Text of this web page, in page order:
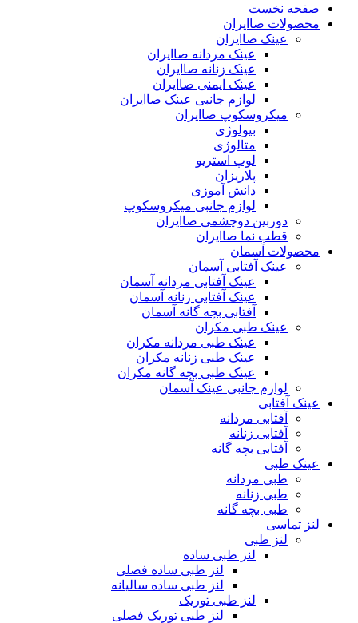
صفحه نخست
محصولات صاایران
عینک صاایران
عینک مردانه صاایران
عینک زنانه صاایران
عینک ایمنی صاایران
لوازم جانبی عینک صاایران
میکروسکوپ صاایران
بیولوژی
متالوژی
لوپ استریو
پلاریزان
دانش آموزی
لوازم جانبی میکروسکوپ
دوربین دوچشمی صاایران
قطب نما صاایران
محصولات آسمان
عینک آفتابی آسمان
عینک آفتابی مردانه آسمان
عینک آفتابی زنانه آسمان
آفتابی بچه گانه آسمان
عینک طبی مکران
عینک طبی مردانه مکران
عینک طبی زنانه مکران
عینک طبی بچه گانه مکران
لوازم جانبی عینک آسمان
عینک آفتابی
آفتابی مردانه
آفتابی زنانه
آفتابی بچه گانه
عینک طبی
طبی مردانه
طبی زنانه
طبی بچه گانه
لنز تماسی
لنز طبی
لنز طبی ساده
لنز طبی ساده فصلی
لنز طبی ساده سالیانه
لنز طبی توریک
لنز طبی توریک فصلی